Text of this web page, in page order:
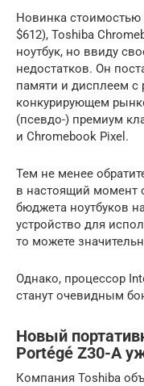
Новинка стоимостью
$612), Toshiba
ноутбук, но ввиду
недостатков. Он
памяти и дисплеем с
конкурирующем
(псевдо-) премиум
и Chromebook Pixel.
Тем не менее
в настоящий момент
бюджета ноутбуков
устройство для
то можете
Однако, процессор
станут очевидным
Новый
Portégé Z30-A
Компания Toshiba